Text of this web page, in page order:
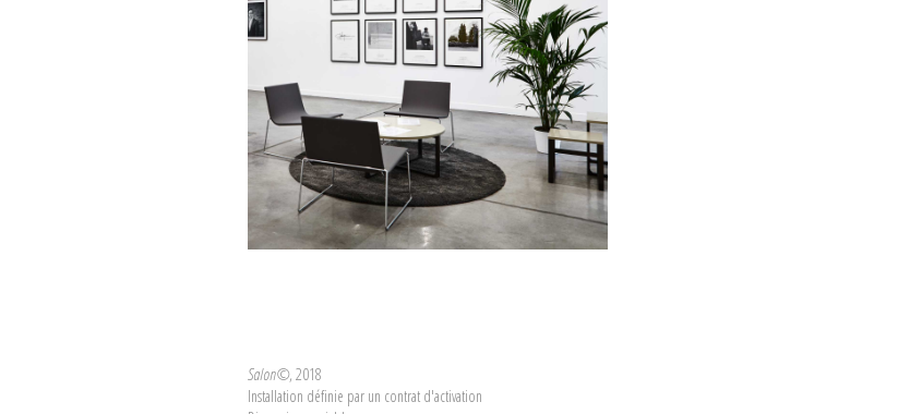
Salon©, 2018
Installation définie par un contrat d'activation